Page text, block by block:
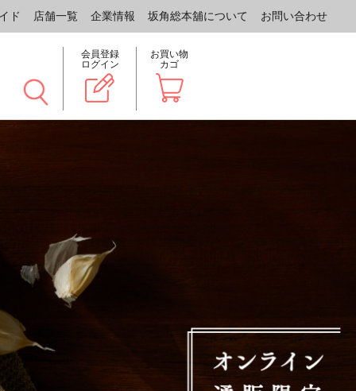
ド 店舗一覧 企業情報 坂角総本舖について お問い合わせ
会員登録
ログイン
お買い物
カゴ